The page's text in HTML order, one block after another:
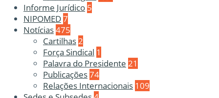
Informe Jurídico 5
NIPOMED7
Notícias475
Cartilhas2
Força Sindical 1
Palavra do Presidente 21
Publicações74
Relações Internacionais 109